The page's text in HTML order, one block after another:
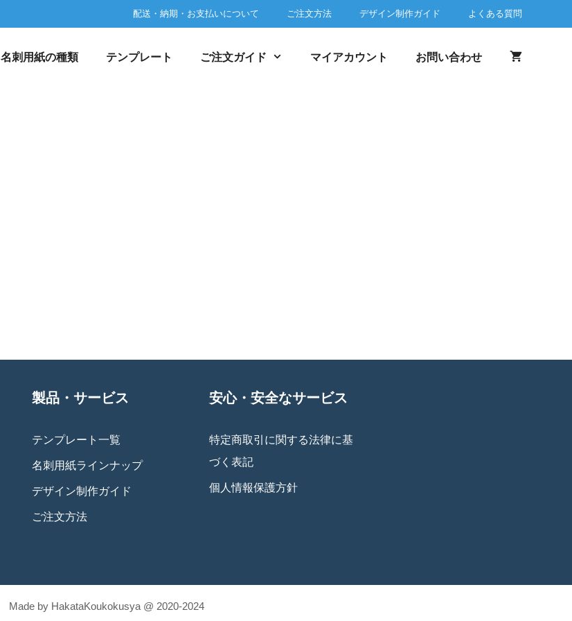
配送・納期・お支払いについて ご注文方法 デザイン制作ガイド よくある質問
名刺用紙の種類 テンプレート ご注文ガイド マイアカウント お問い合わせ
製品・サービス
テンプレート一覧
名刺用紙ラインナップ
デザイン制作ガイド
ご注文方法
安心・安全なサービス
特定商取引に関する法律に基
づく表記
個人情報保護方針
Made by HakataKoukokusya @ 2020-2024